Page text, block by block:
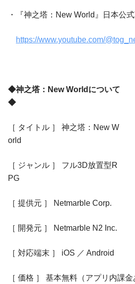
・『神之塔：New World』日本公
https://www.youtube.com/
◆神之塔：New Worldについて
◆
［ タイトル ］ 神之塔：New W
orld
［ ジャンル ］ フル3D放置型R
PG
［ 提供元 ］ Netmarble Corp.
［ 開発元 ］ Netmarble N2 Inc.
［ 対応端末 ］ iOS ／ Android
［ 価格 ］ 基本無料（アプリ内課金